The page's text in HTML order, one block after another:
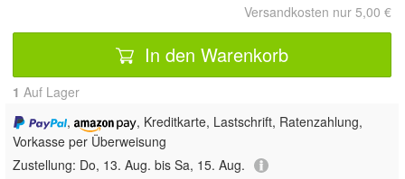
Versandkosten nur 5,00 €
In den Warenkorb
1 Auf Lager
,
, Kreditkarte, Lastschrift, Ratenzahlung,
Vorkasse per Überweisung
Zustellung: Do, 13. Aug. bis Sa, 15. Aug.